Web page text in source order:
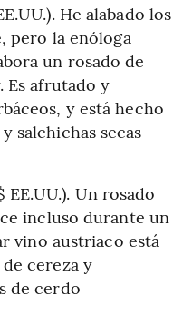
He alabado los
pero la enóloga
un rosado de
Es afrutado y
y está hecho
salchichas secas
EE.UU.). Un rosado
incluso durante un
vino austriaco está
cereza y
de cerdo